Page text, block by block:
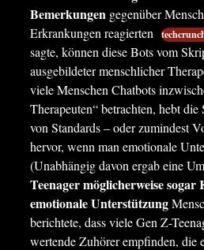
Bemerkungen gegenüber
Erkrankungen reagierten
sagte, können diese Bots vom
ausgebildeter menschlicher
viele Menschen Chatbots
Therapeuten“ betrachten, hebt
von Standards – oder zumindest
hervor, wenn man emotionale
(Unabhängig davon ergab eine
Teenager möglicherweise
emotionale Unterstützung
berichtete, dass viele Gen Z-
wertende Zuhörer empfinden, die